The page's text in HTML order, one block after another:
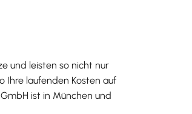
und leisten so nicht nur
Ihre laufenden Kosten auf
ist in München und